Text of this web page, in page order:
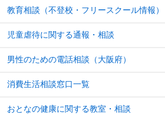
教育相談（不登校・フリースクール情報）
児童虐待に関する通報・相談
男性のための電話相談（大阪府）
消費生活相談窓口一覧
おとなの健康に関する教室・相談